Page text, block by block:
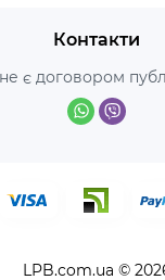
Контакти
є договором
LPB.com.ua ©